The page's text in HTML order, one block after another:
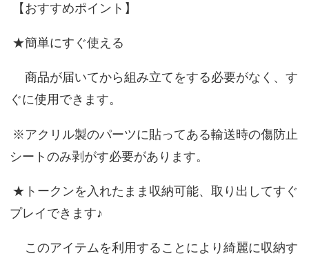
【おすすめポイント】
★簡単にすぐ使える
商品が届いてから組み立てをする必要がなく、す
ぐに使用できます。
※アクリル製のパーツに貼ってある輸送時の傷防止
シートのみ剥がす必要があります。
★トークンを入れたまま収納可能、取り出してすぐ
プレイできます♪
このアイテムを利用することにより綺麗に収納す